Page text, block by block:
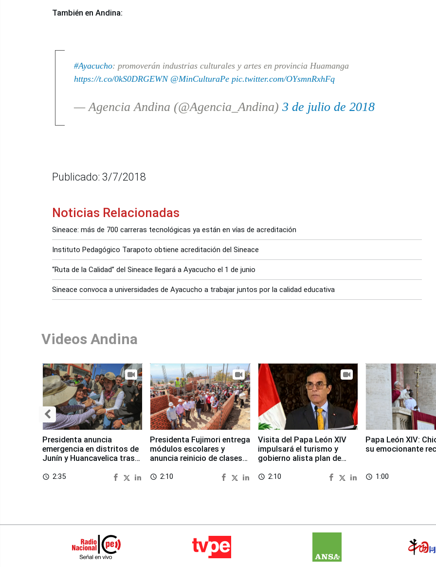
También en Andina:
#Ayacucho: promoverán industrias culturales y artes en provincia Huamanga
https://t.co/0kS0DRGEWN @MinCulturaPe pic.twitter.com/OYsmnRxhFq
— Agencia Andina (@Agencia_Andina) 3 de julio de 2018
Publicado: 3/7/2018
Noticias Relacionadas
Sineace: más de 700 carreras tecnológicas ya están en vías de acreditación
Instituto Pedagógico Tarapoto obtiene acreditación del Sineace
“Ruta de la Calidad” del Sineace llegará a Ayacucho el 1 de junio
Sineace convoca a universidades de Ayacucho a trabajar juntos por la calidad educativa
Videos Andina
Presidenta anuncia
emergencia en distritos de
Junín y Huancavelica tras
access_time 2:35
Presidenta Fujimori entrega
módulos escolares y
anuncia reinicio de clases
access_time 2:10
Visita del Papa León XIV
impulsará el turismo y
gobierno alista plan de
access_time 2:10
Papa León XIV:
su emocionante
access_time 1:00